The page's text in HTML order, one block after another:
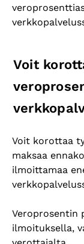
Voit
Voit korottaa
maksaa
ilmoittamaa
Veroprosentin
ilmoituksella,